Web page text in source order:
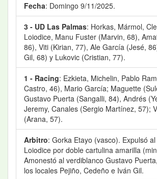
Fecha: Domingo 9/11/2025.
3 - UD Las Palmas: Horkas, Mármol,
Loiodice, Manu Fuster (Marvin, 68),
86), Viti (Kirian, 77), Ale García (Jesé,
Gil, 68) y Lukovic (Cristian, 77).
1 - Racing: Ezkieta, Michelin, Pablo
Castro, 46), Mario García; Maguette
Gustavo Puerta (Sangalli, 84), Andrés
Jeremy, Canales (Sergio Martínez, 57);
(Arana, 57).
Arbitro: Gorka Etayo (vasco). Expulsó
Loiodice por doble cartulina amarilla
Amonestó al verdiblanco Gustavo
los locales Pejiño, Cedeño e Iván Gil.